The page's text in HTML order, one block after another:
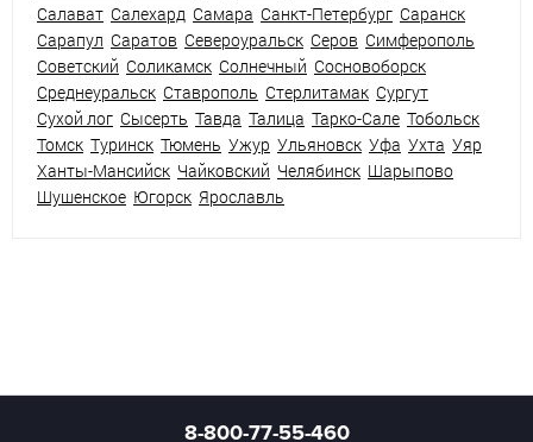
Салават Салехард Самара Санкт-Петербург Саранск
Сарапул Саратов Североуральск Серов Симферополь
Советский Соликамск Солнечный Сосновоборск
Среднеуральск Ставрополь Стерлитамак Сургут
Сухой лог Сысерть Тавда Талица Тарко-Сале Тобольск
Томск Туринск Тюмень Ужур Ульяновск Уфа Ухта Уяр
Ханты-Мансийск Чайковский Челябинск Шарыпово
Шушенское Югорск Ярославль
8-800-77-55-460